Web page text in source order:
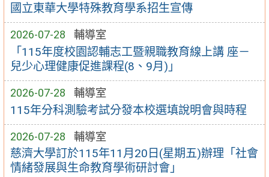
國立東華大學特殊教育學系招生宣傳
2026-07-28 輔導室
「115年度校園認輔志工暨親職教育線上講 座－
兒少心理健康促進課程(8、9月)」
2026-07-28 輔導室
115年分科測驗考試分發本校選填說明會與時程
2026-07-28 輔導室
慈濟大學訂於115年11月20日(星期五)辦理「社會
情緒發展與生命教育學術研討會」